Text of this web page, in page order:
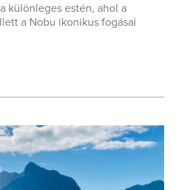
különleges estén, ahol a
a Nobu ikonikus fogásai